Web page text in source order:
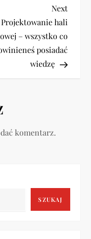
Next
Post
Next
Projektowanie hali
– wszystko co
posiadać
wiedzę
komentarz.
SZUKAJ